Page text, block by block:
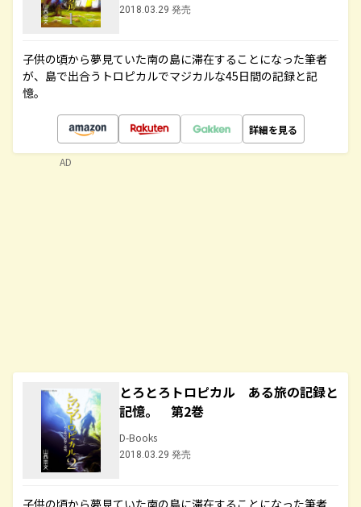
2018.03.29 発売
子供の頃から夢見ていた南の島に滞在することになった筆者
が、島で出合うトロピカルでマジカルな45日間の記録と記
憶。
詳細を見る
とろとろトロピカル ある旅の記録と
記憶。 第2巻
D-Books
2018.03.29 発売
子供の頃から夢見ていた南の島に滞在することになった筆者
AD